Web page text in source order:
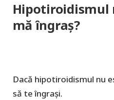
Hipotiroidismul
mă îngraș?
Dacă hipotiroidismul nu
să te îngrași.